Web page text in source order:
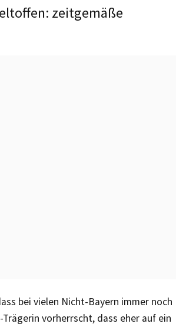
zeitgemäße
bei vielen Nicht-Bayern immer noch
vorherrscht, dass eher auf ein